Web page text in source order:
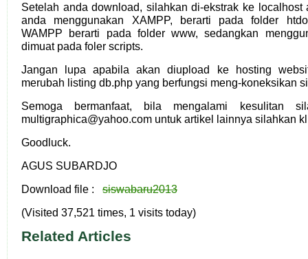
Setelah anda download, silahkan di-ekstrak ke
anda menggunakan XAMPP, berarti pada folder
WAMPP berarti pada folder www, sedangkan
dimuat pada foler scripts.
Jangan lupa apabila akan diupload ke hosting
merubah listing db.php yang berfungsi meng-koneksikan
Semoga bermanfaat, bila mengalami kesulitan
multigraphica@yahoo.com untuk artikel lainnya silahkan
Goodluck.
AGUS SUBARDJO
Download file : siswabaru2013
(Visited 37,521 times, 1 visits today)
Related Articles